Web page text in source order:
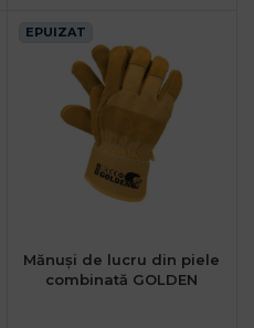
EPUIZAT
Mănuși de lucru din piele
combinată GOLDEN